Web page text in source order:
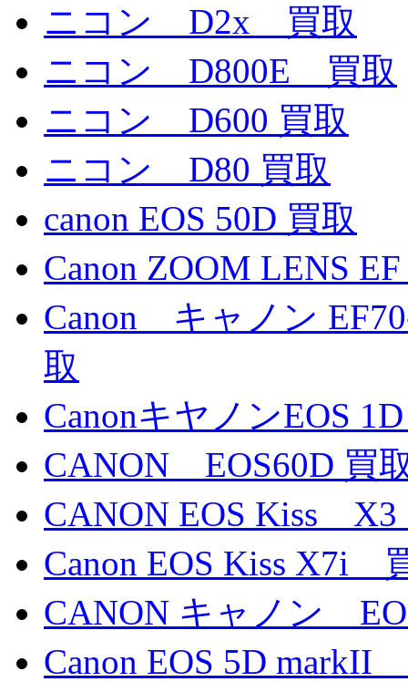
ニコン D2x 買取
ニコン D800E 買取
ニコン D600 買取
ニコン D80 買取
canon EOS 50D 買取
Canon ZOOM LENS
Canon キャノン
取
CanonキヤノンEOS
CANON EOS60D 買
CANON EOS Kiss
Canon EOS Kiss X7i
CANON キャノン
Canon EOS 5D markII